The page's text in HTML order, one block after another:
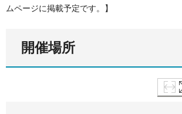
ムページに掲載予定です。】
開催場所